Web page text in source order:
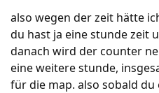
also wegen der zeit hätte
du hast ja eine stunde zeit
danach wird der counter
eine weitere stunde,
für die map. also sobald